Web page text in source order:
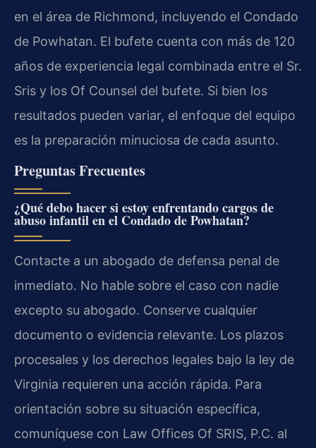
en el área de Richmond, incluyendo el Condado
de Powhatan. El bufete cuenta con más de 120
años de experiencia legal combinada entre el Sr.
Sris y los Of Counsel del bufete. Si bien los
resultados pueden variar, el enfoque del equipo
es la preparación minuciosa de cada asunto.
Preguntas Frecuentes
¿Qué debo hacer si estoy enfrentando cargos de
abuso infantil en el Condado de Powhatan?
Contacte a un abogado de defensa penal de
inmediato. No hable sobre el caso con nadie
excepto su abogado. Conserve cualquier
documento o evidencia relevante. Los plazos
procesales y los derechos legales bajo la ley de
Virginia requieren una acción rápida. Para
orientación sobre su situación específica,
comuníquese con Law Offices Of SRIS, P.C. al